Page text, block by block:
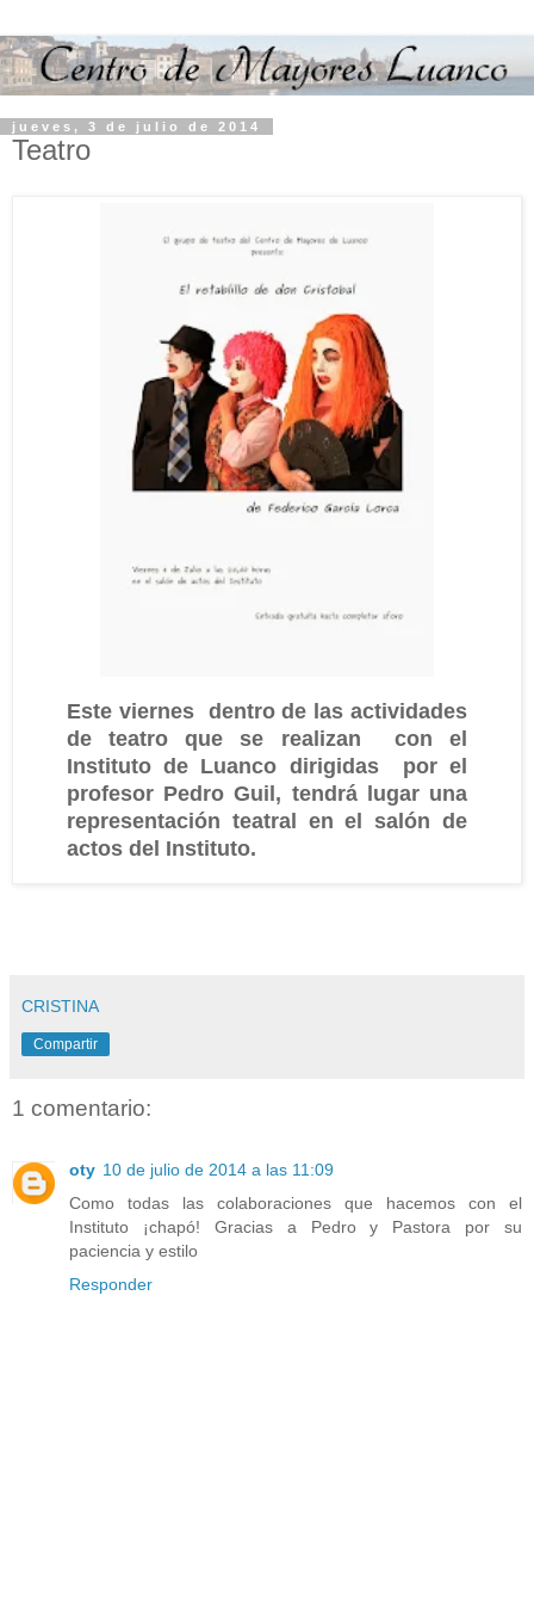
jueves, 3 de julio de 2014
Teatro
Este viernes dentro de las actividades
de teatro que se realizan con el
Instituto de Luanco dirigidas por el
profesor Pedro Guil, tendrá lugar una
representación teatral en el salón de
actos del Instituto.
CRISTINA
Compartir
1 comentario:
oty 10 de julio de 2014 a las 11:09
Como todas las colaboraciones que hacemos con el
Instituto ¡chapó! Gracias a Pedro y Pastora por su
paciencia y estilo
Responder